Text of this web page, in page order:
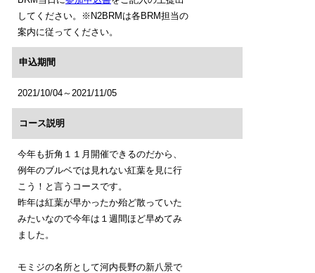
してください。※N2BRMは各BRM担当の
案内に従ってください。
申込期間
2021/10/04～2021/11/05
コース説明
今年も折角１１月開催できるのだから、
例年のブルベでは見れない紅葉を見に行
こう！と言うコースです。
昨年は紅葉が早かったか殆ど散っていた
みたいなので今年は１週間ほど早めてみ
ました。
モミジの名所として河内長野の新八景で